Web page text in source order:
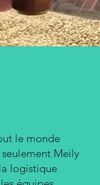
le monde
Meily
logistique